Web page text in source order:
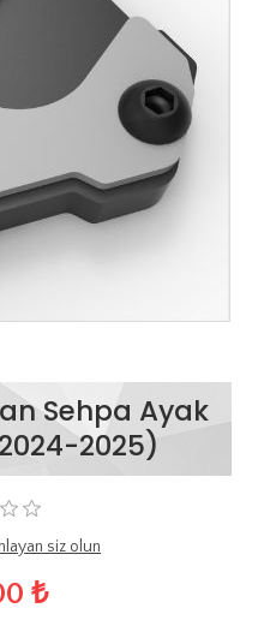
Sehpa Ayak
2025)
siz olun
₺